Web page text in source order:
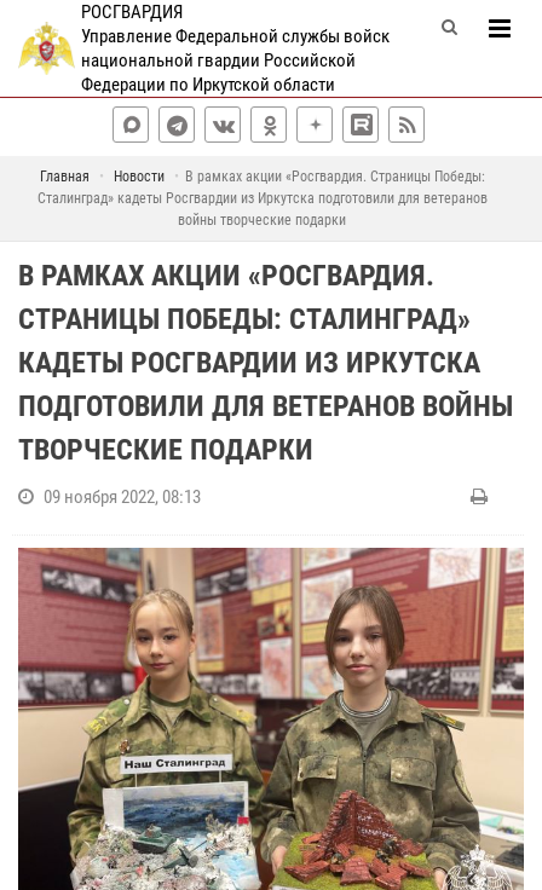
РОСГВАРДИЯ
Управление Федеральной службы войск
национальной гвардии Российской
Федерации по Иркутской области
Главная Новости
В рамках акции «Росгвардия. Страницы Победы:
Сталинград» кадеты Росгвардии из Иркутска подготовили для ветеранов
войны творческие подарки
В РАМКАХ АКЦИИ «РОСГВАРДИЯ.
СТРАНИЦЫ ПОБЕДЫ: СТАЛИНГРАД»
КАДЕТЫ РОСГВАРДИИ ИЗ ИРКУТСКА
ПОДГОТОВИЛИ ДЛЯ ВЕТЕРАНОВ ВОЙНЫ
ТВОРЧЕСКИЕ ПОДАРКИ
09 ноября 2022, 08:13